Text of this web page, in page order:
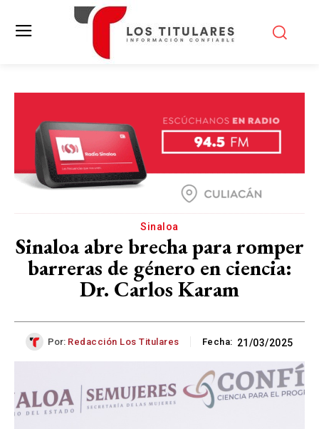
Sinaloa
Sinaloa abre brecha para romper
barreras de género en ciencia:
Dr. Carlos Karam
Por: Redacción Los Titulares Fecha: 21/03/2025